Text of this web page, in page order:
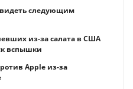
видеть следующим
из-за салата в США
вспышки
Apple из-за